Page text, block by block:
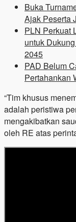
Buka
Ajak Peserta
PLN Perkuat
untuk
2045
PAD Belum
Pertahankan
“Tim khusus
adalah peristiwa
mengakibatkan
oleh RE atas